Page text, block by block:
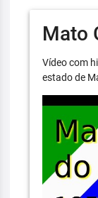
Mato
Vídeo com
estado de